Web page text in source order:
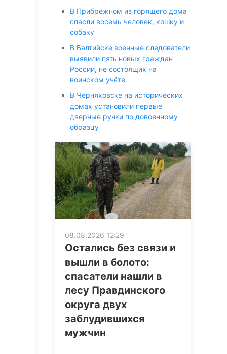
В Прибрежном из горящего дома
спасли восемь человек, кошку и
собаку
В Балтийске военные следователи
выявили пять новых граждан
России, не состоящих на
воинском учёте
В Черняховске на исторических
домах установили первые
дверные ручки по довоенному
образцу
08.08.2026 12:29
Остались без связи и
вышли в болото:
спасатели нашли в
лесу Правдинского
округа двух
заблудившихся
мужчин